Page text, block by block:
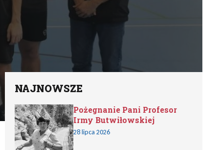
NAJNOWSZE
Pożegnanie Pani Profesor
Irmy Butwiłowskiej
28 lipca 2026